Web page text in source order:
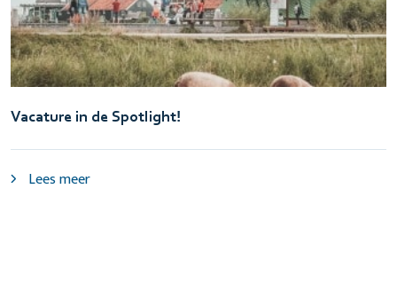
Vacature in de Spotlight!
Lees meer